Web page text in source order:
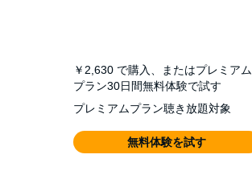
￥2,630 で購入、またはプレミアム
プラン30日間無料体験で試す
プレミアムプラン聴き放題対象
無料体験を試す